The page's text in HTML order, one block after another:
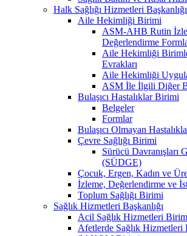
Halk Sağlığı Hizmetleri Başkanlığı
Aile Hekimliği Birimi
ASM-AHB Rutin
Değerlendirme
Aile Hekimliği
Evrakları
Aile Hekimliği
ASM İle İlgili Diğer
Bulaşıcı Hastalıklar Birimi
Belgeler
Formlar
Bulaşıcı Olmayan
Çevre Sağlığı Birimi
Sürücü Davranışları
(SÜDGE)
Çocuk, Ergen, Kadın ve
İzleme, Değerlendirme ve
Toplum Sağlığı Birimi
Sağlık Hizmetleri Başkanlığı
Acil Sağlık Hizmetleri
Afetlerde Sağlık Hizmetleri